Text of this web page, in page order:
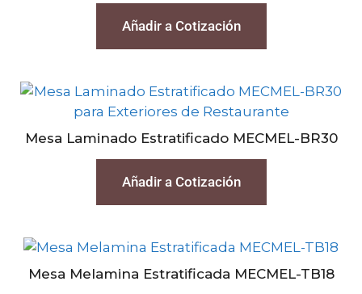
Añadir a Cotización
Mesa Laminado Estratificado MECMEL-BR30
Añadir a Cotización
Mesa Melamina Estratificada MECMEL-TB18